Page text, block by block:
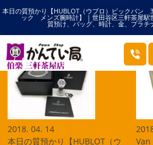
本日の質預かり【HUBLOT（ウブロ）ビックバ
ック メンズ腕時計】 | 世田谷区三軒茶屋駅
質預け、バッグ、時計、金、プラチ
HOME 販売の記事一覧
ブログ
2018. 04. 14
本日の質預かり【HUBLOT（ウ